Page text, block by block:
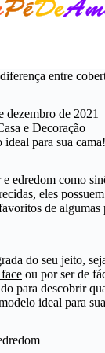
entre
dezembro de 2021
e Decoração
ideal para sua cama!
edredom como
eles
de
do seu jeito,
ou por ser de
para descobrir
ideal para